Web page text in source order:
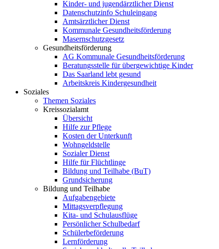
Kinder- und jugendärztlicher Dienst
Datenschutzinfo Schuleingang
Amtsärztlicher Dienst
Kommunale Gesundheitsförderung
Masernschutzgesetz
Gesundheitsförderung
AG Kommunale Gesundheitsförderung
Beratungsstelle für übergewichtige Kinder
Das Saarland lebt gesund
Arbeitskreis Kindergesundheit
Soziales
Themen Soziales
Kreissozialamt
Übersicht
Hilfe zur Pflege
Kosten der Unterkunft
Wohngeldstelle
Sozialer Dienst
Hilfe für Flüchtlinge
Bildung und Teilhabe (BuT)
Grundsicherung
Bildung und Teilhabe
Aufgabengebiete
Mittagsverpflegung
Kita- und Schulausflüge
Persönlicher Schulbedarf
Schülerbeförderung
Lernförderung